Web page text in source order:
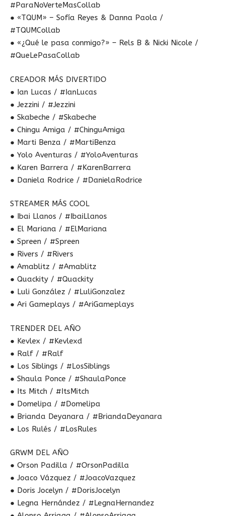
#ParaNoVerteMasCollab
● «TQUM» – Sofía Reyes & Danna Paola /
#TQUMCollab
● «¿Qué le pasa conmigo?» – Rels B & Nicki Nicole /
#QueLePasaCollab
CREADOR MÁS DIVERTIDO
● Ian Lucas / #IanLucas
● Jezzini / #Jezzini
● Skabeche / #Skabeche
● Chingu Amiga / #ChinguAmiga
● Marti Benza / #MartiBenza
● Yolo Aventuras / #YoloAventuras
● Karen Barrera / #KarenBarrera
● Daniela Rodrice / #DanielaRodrice
STREAMER MÁS COOL
● Ibai Llanos / #IbaiLlanos
● El Mariana / #ElMariana
● Spreen / #Spreen
● Rivers / #Rivers
● Amablitz / #Amablitz
● Quackity / #Quackity
● Luli González / #LuliGonzalez
● Ari Gameplays / #AriGameplays
TRENDER DEL AÑO
● Kevlex / #Kevlexd
● Ralf / #Ralf
● Los Siblings / #LosSiblings
● Shaula Ponce / #ShaulaPonce
● Its Mitch / #ItsMitch
● Domelipa / #Domelipa
● Brianda Deyanara / #BriandaDeyanara
● Los Rulés / #LosRules
GRWM DEL AÑO
● Orson Padilla / #OrsonPadilla
● Joaco Vázquez / #JoacoVazquez
● Doris Jocelyn / #DorisJocelyn
● Legna Hernández / #LegnaHernandez